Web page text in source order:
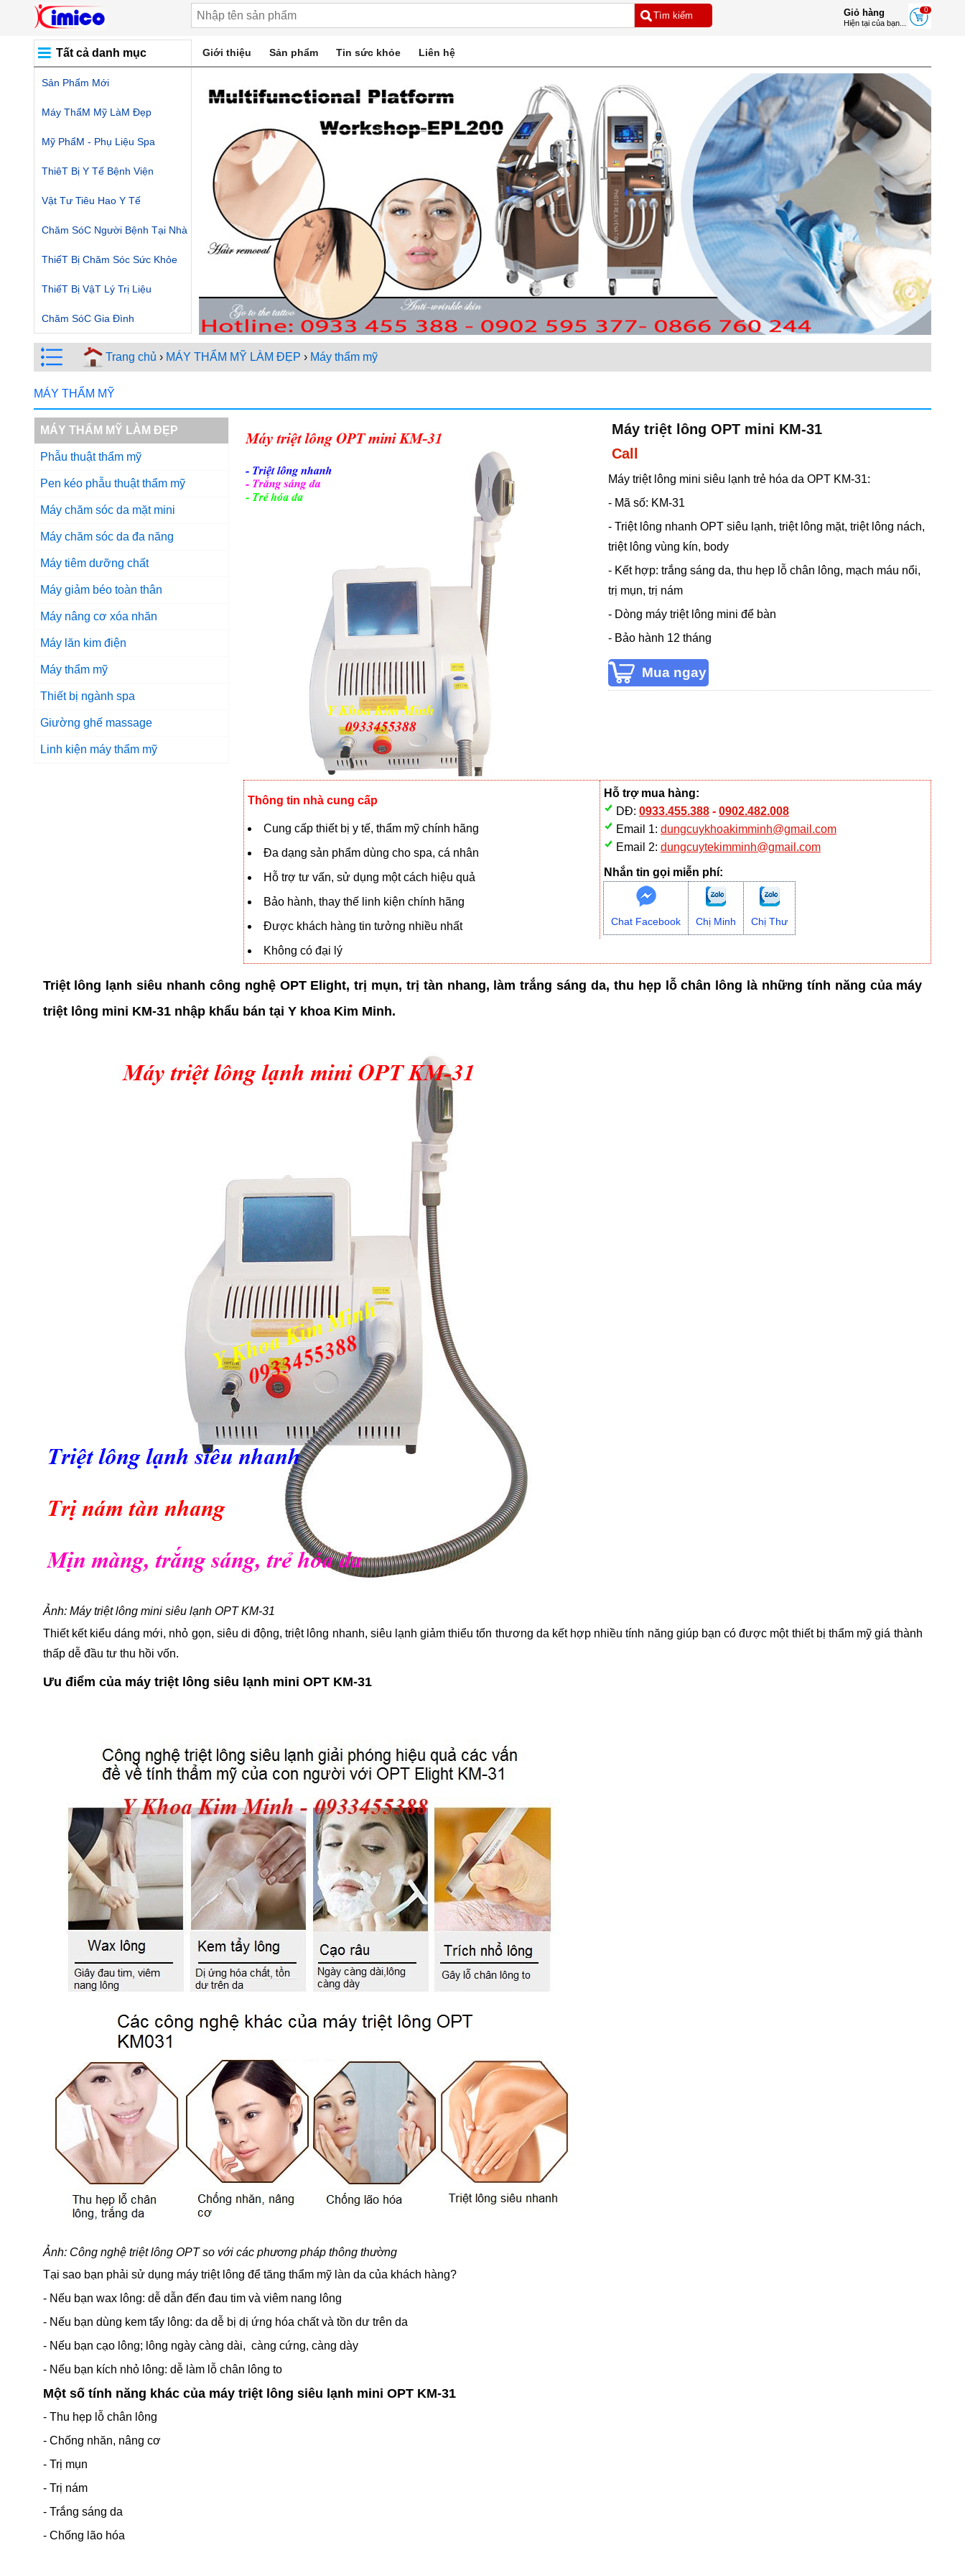
0
Giỏ hàng
Hiện tại của bạn...
Tất cả danh mục Giới thiệu Sản phẩm Tin sức khỏe Liên hệ
Sản Phẩm Mới
Máy ThẩM Mỹ LàM Đẹp
Mỹ PhẩM - Phụ Liệu Spa
ThiêT Bị Y Tế Bệnh Viện
Vật Tư Tiêu Hao Y Tế
Chăm SóC Người Bệnh Tại Nhà
ThiếT Bị Chăm Sóc Sức Khỏe
ThiếT Bị VậT Lý Trị Liệu
Chăm SóC Gia Đình
Trang chủ › MÁY THẨM MỸ LÀM ĐẸP › Máy thẩm mỹ
MÁY THẨM MỸ
MÁY THẨM MỸ LÀM ĐẸP
Phẫu thuật thẩm mỹ
Pen kéo phẫu thuật thẩm mỹ
Máy chăm sóc da mặt mini
Máy chăm sóc da đa năng
Máy tiêm dưỡng chất
Máy giảm béo toàn thân
Máy nâng cơ xóa nhăn
Máy lăn kim điện
Máy thẩm mỹ
Thiết bị ngành spa
Giường ghế massage
Linh kiện máy thẩm mỹ
Máy triệt lông OPT mini KM-31
Call
Máy triệt lông mini siêu lạnh trẻ hóa da OPT KM-31:
- Mã số: KM-31
- Triệt lông nhanh OPT siêu lạnh, triệt lông mặt, triệt lông nách,
triệt lông vùng kín, body
- Kết hợp: trắng sáng da, thu hẹp lỗ chân lông, mạch máu nổi,
trị mụn, trị nám
- Dòng máy triệt lông mini để bàn
- Bảo hành 12 tháng
Hỗ trợ mua hàng:
DĐ: 0933.455.388 - 0902.482.008
Email 1: dungcuykhoakimminh@gmail.com
Email 2: dungcuytekimminh@gmail.com
Nhắn tin gọi miễn phí:
Chat Facebook Chị Minh Chị Thư
Thông tin nhà cung cấp
Cung cấp thiết bị y tế, thẩm mỹ chính hãng
Đa dạng sản phẩm dùng cho spa, cá nhân
Hỗ trợ tư vấn, sử dụng một cách hiệu quả
Bảo hành, thay thế linh kiện chính hãng
Được khách hàng tin tưởng nhiều nhất
Không có đại lý
Triệt lông lạnh siêu nhanh công nghệ OPT Elight, trị mụn, trị tàn nhang, làm trắng sáng da, thu hẹp lỗ chân lông là những tính năng của máy
triệt lông mini KM-31 nhập khẩu bán tại Y khoa Kim Minh.
Ảnh: Máy triệt lông mini siêu lạnh OPT KM-31
Thiết kết kiểu dáng mới, nhỏ gọn, siêu di động, triệt lông nhanh, siêu lạnh giảm thiểu tổn thương da kết hợp nhiều tính năng giúp bạn có được một thiết bị thẩm mỹ giá thành
thấp dễ đầu tư thu hồi vốn.
Ưu điểm của máy triệt lông siêu lạnh mini OPT KM-31
Ảnh: Công nghệ triệt lông OPT so với các phương pháp thông thường
Tại sao bạn phải sử dụng máy triệt lông để tăng thẩm mỹ làn da của khách hàng?
- Nếu bạn wax lông: dễ dẫn đến đau tim và viêm nang lông
- Nếu bạn dùng kem tẩy lông: da dễ bị dị ứng hóa chất và tồn dư trên da
- Nếu bạn cạo lông; lông ngày càng dài, càng cứng, càng dày
- Nếu bạn kích nhỏ lông: dễ làm lỗ chân lông to
Một số tính năng khác của máy triệt lông siêu lạnh mini OPT KM-31
- Thu hẹp lỗ chân lông
- Chống nhăn, nâng cơ
- Trị mụn
- Trị nám
- Trắng sáng da
- Chống lão hóa